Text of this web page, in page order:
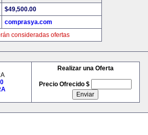
$49,500.00
comprasya.com
consideradas ofertas
Realizar una Oferta
Precio Ofrecido $